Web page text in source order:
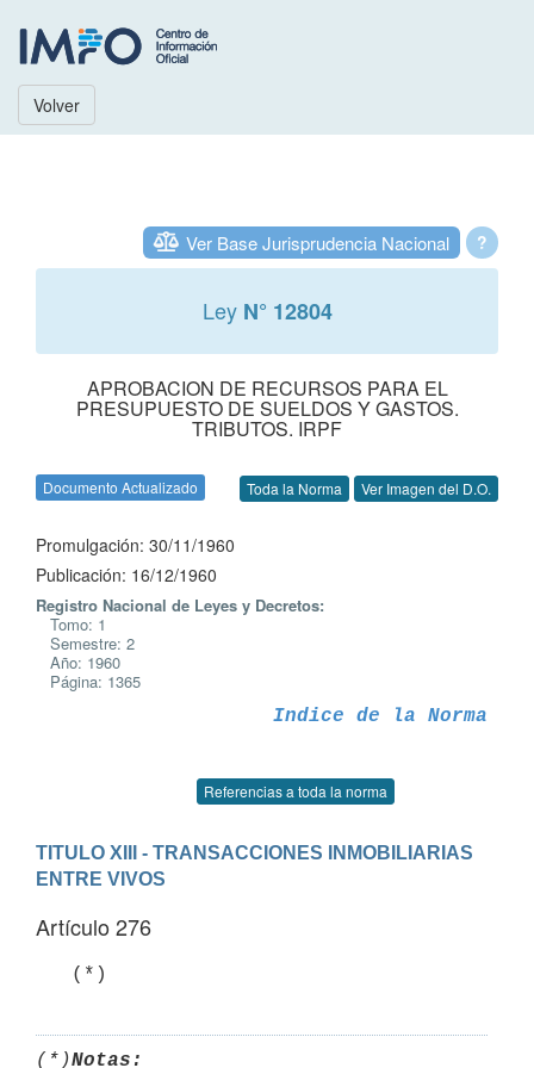
Volver
?
Ver Base Jurisprudencia Nacional
Ley N° 12804
APROBACION DE RECURSOS PARA EL
PRESUPUESTO DE SUELDOS Y GASTOS.
TRIBUTOS. IRPF
Documento Actualizado Toda la Norma Ver Imagen del D.O.
Promulgación: 30/11/1960
Publicación: 16/12/1960
Registro Nacional de Leyes y Decretos:
Tomo: 1
Semestre: 2
Año: 1960
Página: 1365
Indice de la Norma
Referencias a toda la norma
TITULO XIII - TRANSACCIONES INMOBILIARIAS
ENTRE VIVOS
Artículo 276
(*)Notas: